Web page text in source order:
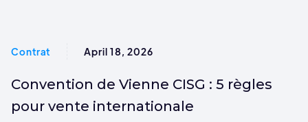
Contrat April 18, 2026
Convention de Vienne CISG : 5 règles
pour vente internationale